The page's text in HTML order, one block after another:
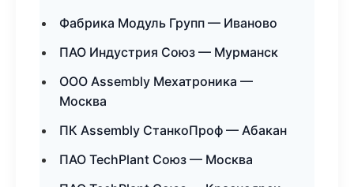
Фабрика Модуль Групп — Иваново
ПАО Индустрия Союз — Мурманск
ООО Assembly Мехатроника —
Москва
ПК Assembly СтанкоПроф — Абакан
ПАО TechPlant Союз — Москва